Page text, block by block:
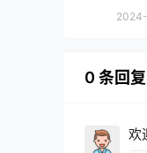
0 条回复
欢